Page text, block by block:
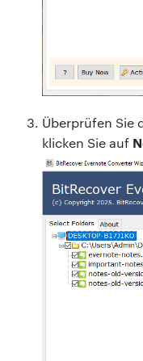
Überprüfen Sie
klicken Sie auf